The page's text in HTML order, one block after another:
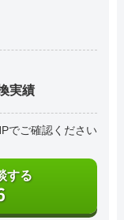
実績
でご確認ください
する